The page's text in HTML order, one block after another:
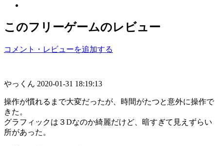
このフリーゲームのレビュー
コメント・レビューを追加する
やっくん 2020-01-31 18:19:13
操作が慣れるまで大変だったが、時間がたつと意外に操作で
きた。
グラフィックは３Dなのか綺麗だけど、暗すぎて見えずらい
所があった。